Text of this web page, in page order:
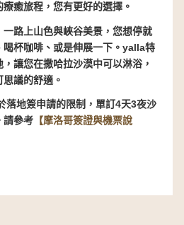
癒旅程，您有更好的選擇。
路上山色與峽谷美景，您想停就
喝杯咖啡、或是伸展一下。yalla特
讓您在撒哈拉沙漠中可以淋浴，
議的舒適。
落地簽申請的限制，單訂4天3夜沙
請參考 【摩洛哥簽證與機票說